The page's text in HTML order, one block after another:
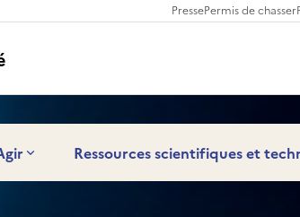
PressePermis de chasser
Ressources scientifiques et